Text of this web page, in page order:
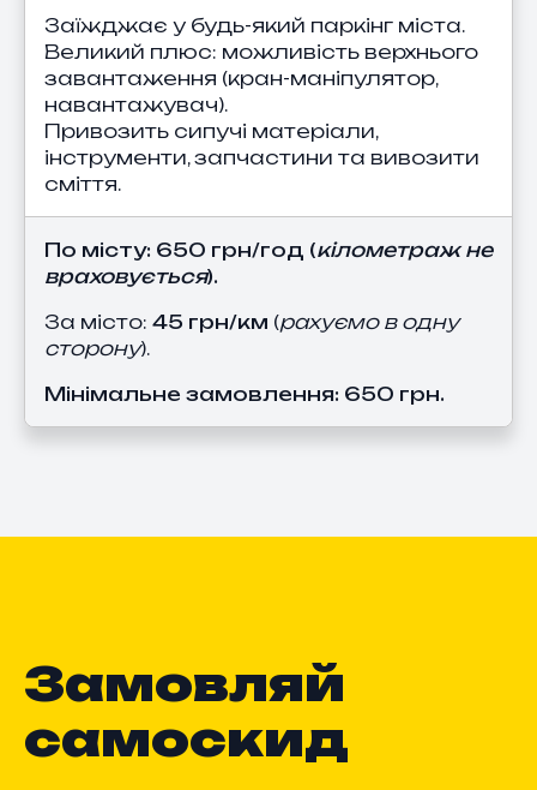
Заїжджає у будь-який паркінг міста.
Великий плюс: можливість верхнього
завантаження (кран-маніпулятор,
навантажувач).
Привозить сипучі матеріали,
інструменти, запчастини та вивозити
сміття.
По місту: 650 грн/год (кілометраж не
враховується).
За місто: 45 грн/км (рахуємо в одну
сторону).
Мінімальне замовлення: 650 грн.
Замовляй
самоскид